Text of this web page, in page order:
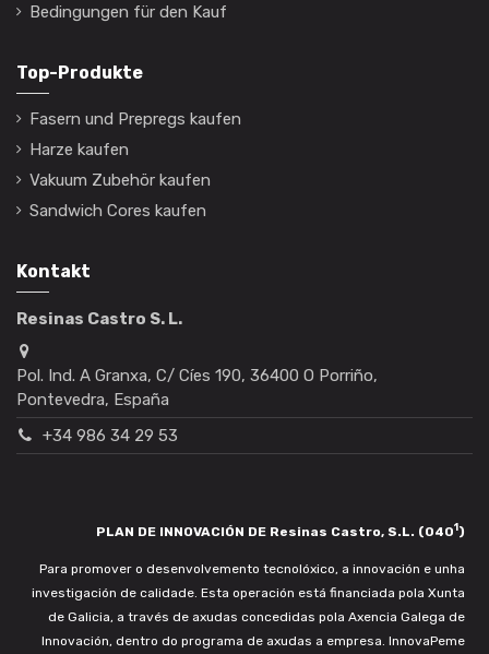
Bedingungen für den Kauf
Top-Produkte
Fasern und Prepregs kaufen
Harze kaufen
Vakuum Zubehör kaufen
Sandwich Cores kaufen
Kontakt
Resinas Castro S. L.
Pol. Ind. A Granxa, C/ Cíes 190, 36400 O Porriño,
Pontevedra, España
+34 986 34 29 53
PLAN DE INNOVACIÓN DE Resinas Castro, S.L. (0401)
Para promover o desenvolvemento tecnolóxico, a innovación e unha
investigación de calidade. Esta operación está financiada pola Xunta
de Galicia, a través de axudas concedidas pola Axencia Galega de
Innovación, dentro do programa de axudas a empresa. InnovaPeme